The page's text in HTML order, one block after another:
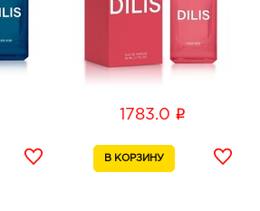
1783.0 i